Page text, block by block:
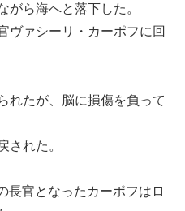
がら海へと落下した。
ヴァシーリ・カーポフに回
れたが、脳に損傷を負って
された。
長官となったカーポフはロ